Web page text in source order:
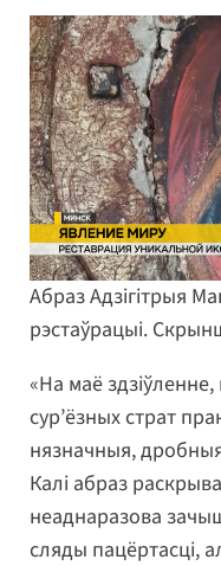
Абраз Адзігітрыя
рэстаўрацыі.
«На маё
сур’ёзных страт
нязначныя,
Калі абраз
неаднаразова
сляды пацёртасці,